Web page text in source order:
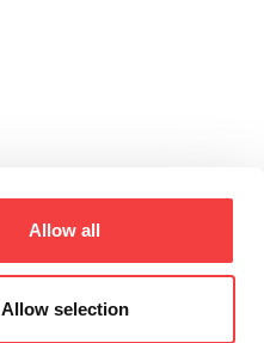
Allow all
Allow selection